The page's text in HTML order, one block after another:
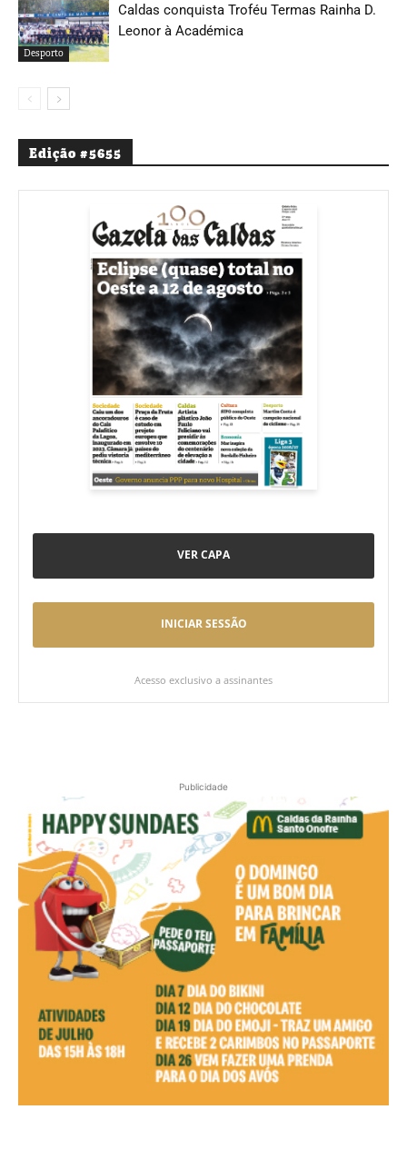
Desporto
Caldas conquista Troféu Termas Rainha D.
Leonor à Académica
Edição #5655
VER CAPA
INICIAR SESSÃO
Acesso exclusivo a assinantes
Publicidade